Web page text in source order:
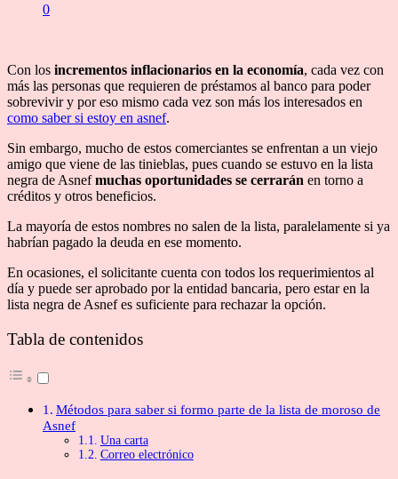
0
Con los incrementos inflacionarios en la economía, cada vez con
más las personas que requieren de préstamos al banco para poder
sobrevivir y por eso mismo cada vez son más los interesados en
como saber si estoy en asnef.
Sin embargo, mucho de estos comerciantes se enfrentan a un viejo
amigo que viene de las tinieblas, pues cuando se estuvo en la lista
negra de Asnefmuchas oportunidades se cerrarán en torno a
créditos y otros beneficios.
La mayoría de estos nombres no salen de la lista, paralelamente si ya
habrían pagado la deuda en ese momento.
En ocasiones, el solicitante cuenta con todos los requerimientos al
día y puede ser aprobado por la entidad bancaria, pero estar en la
lista negra de Asnef es suficiente para rechazar la opción.
Tabla de contenidos
Métodos para saber si formo parte de la lista de moroso de
Asnef
Una carta
Correo electrónico